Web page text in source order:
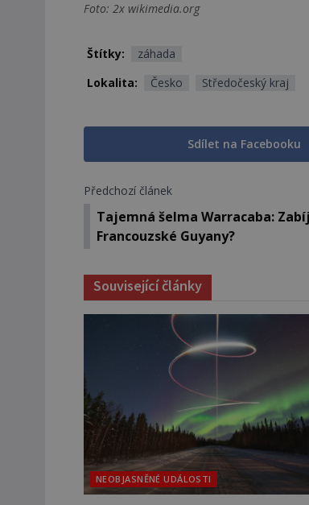
Foto: 2x wikimedia.org
Štítky:
záhada
Lokalita:
Česko Středočeský kraj
Sdílet na Facebooku
Předchozí článek
Tajemná šelma Warracaba:
Francouzské Guyany?
Související články
NEOBJASNĚNÉ UDÁLOSTI